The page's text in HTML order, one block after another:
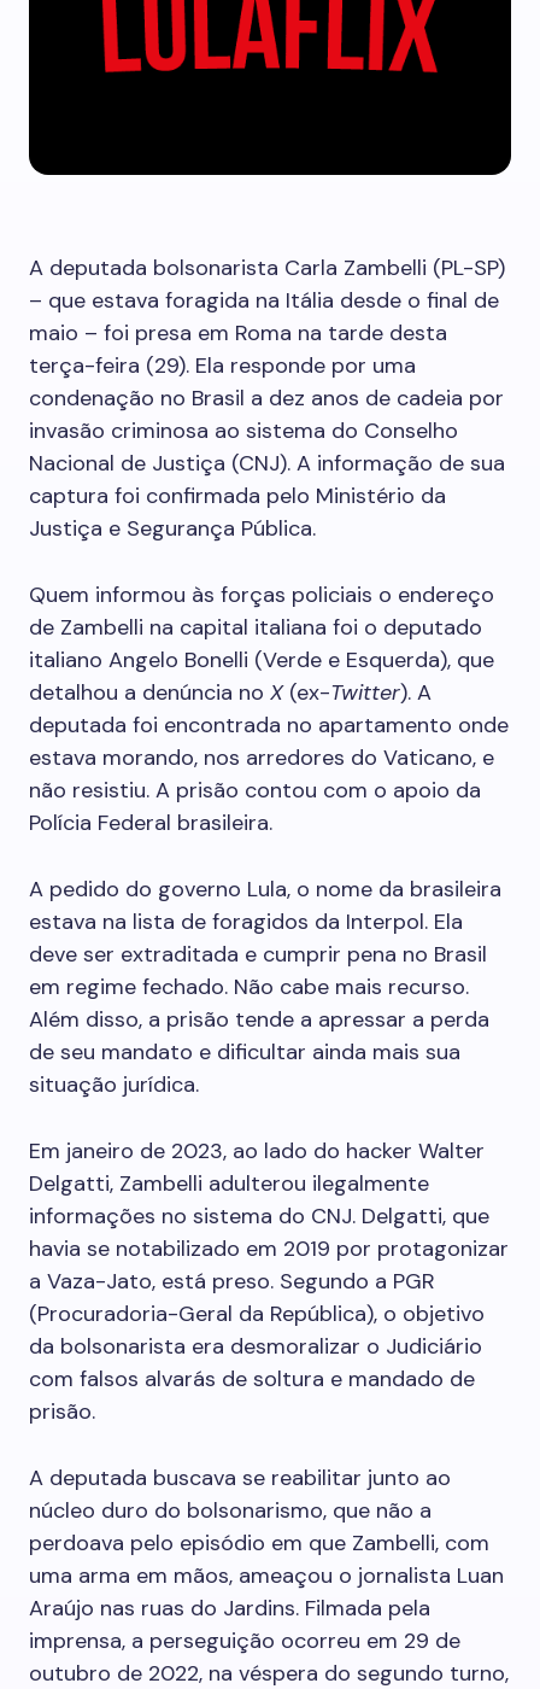
A deputada bolsonarista Carla Zambelli (PL-SP)
– que estava foragida na Itália desde o final de
maio – foi presa em Roma na tarde desta
terça-feira (29). Ela responde por uma
condenação no Brasil a dez anos de cadeia por
invasão criminosa ao sistema do Conselho
Nacional de Justiça (CNJ). A informação de sua
captura foi confirmada pelo Ministério da
Justiça e Segurança Pública.
Quem informou às forças policiais o endereço
de Zambelli na capital italiana foi o deputado
italiano Angelo Bonelli (Verde e Esquerda), que
detalhou a denúncia no X(ex-Twitter). A
deputada foi encontrada no apartamento onde
estava morando, nos arredores do Vaticano, e
não resistiu. A prisão contou com o apoio da
Polícia Federal brasileira.
A pedido do governo Lula, o nome da brasileira
estava na lista de foragidos da Interpol. Ela
deve ser extraditada e cumprir pena no Brasil
em regime fechado. Não cabe mais recurso.
Além disso, a prisão tende a apressar a perda
de seu mandato e dificultar ainda mais sua
situação jurídica.
Em janeiro de 2023, ao lado do hacker Walter
Delgatti, Zambelli adulterou ilegalmente
informações no sistema do CNJ. Delgatti, que
havia se notabilizado em 2019 por protagonizar
a Vaza-Jato, está preso. Segundo a PGR
(Procuradoria-Geral da República), o objetivo
da bolsonarista era desmoralizar o Judiciário
com falsos alvarás de soltura e mandado de
prisão.
A deputada buscava se reabilitar junto ao
núcleo duro do bolsonarismo, que não a
perdoava pelo episódio em que Zambelli, com
uma arma em mãos, ameaçou o jornalista Luan
Araújo nas ruas do Jardins. Filmada pela
imprensa, a perseguição ocorreu em 29 de
outubro de 2022, na véspera do segundo turno,